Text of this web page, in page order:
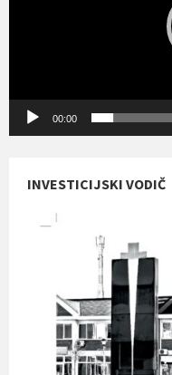
00:00
INVESTICIJSKI VODIČ